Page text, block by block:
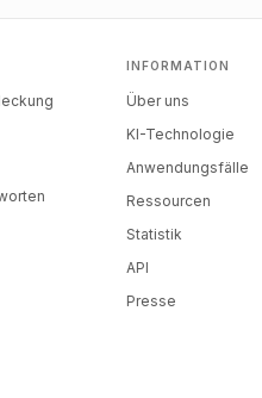
INFORMATION
Über uns
KI-Technologie
Anwendungsfälle
Ressourcen
Statistik
API
Presse